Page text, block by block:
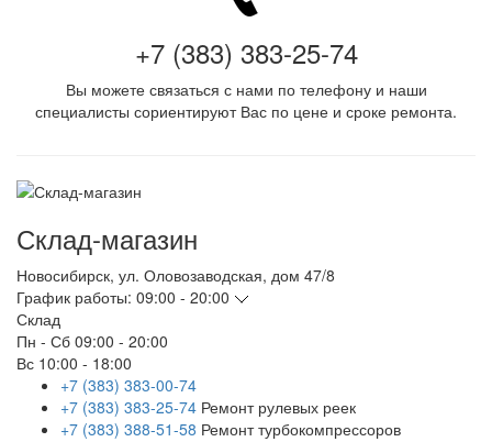
+7 (383) 383-25-74
Вы можете связаться с нами по телефону и наши
специалисты сориентируют Вас по цене и сроке ремонта.
Склад-магазин
Новосибирск, ул. Оловозаводская, дом 47/8
График работы: 09:00 - 20:00
Склад
Пн - Сб 09:00 - 20:00
Вс 10:00 - 18:00
+7 (383) 383-00-74
+7 (383) 383-25-74 Ремонт рулевых реек
+7 (383) 388-51-58 Ремонт турбокомпрессоров